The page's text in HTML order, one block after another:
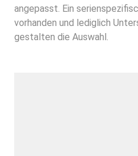
angepasst. Ein
vorhanden und lediglich
gestalten die Auswahl.